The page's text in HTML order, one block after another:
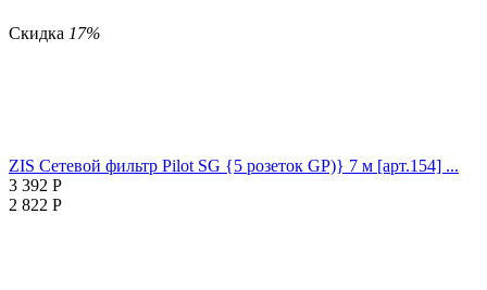
Скидка 17%
ZIS Сетевой фильтр Pilot SG {5 розеток GP)} 7 м [арт.154] ...
3 392 Р
2 822 Р